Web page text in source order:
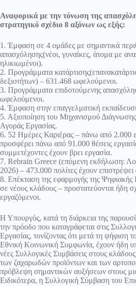
Αναφορικά με την τόνωση της
στρατηγικό σχέδιο 8 αξόνων ως εξής:
1. Έμφαση σε 4 ομάδες με σημαντικά
απασχόλησης(νέοι, γυναίκες, άτομα με
ηλικιωμένοι).
2. Προγράμματα
δεξιοτήτων) – 631.468 ωφελούμενοι.
3. Προγράμματα επιδοτούμενης
ωφελούμενοι.
4. Έμφαση στην επαγγελματική
5. Αξιοποίηση του Μηχανισμού
Αγοράς Εργασίας.
6. 52 Ημέρες Καριέρας – πάνω από 2.000
προσφέρει πάνω από 91.000 θέσεις
συμμετέχοντες έχουν βρει εργασία.
7. Rebrain Greece (επόμενη εκδήλωση:
2026) – 473.000 πολίτες έχουν
8. Επέκταση της εφαρμογής της Ψηφιακής
σε νέους κλάδους – προστατεύονται ήδη
εργαζόμενοι.
Η Υπουργός, κατά τη διάρκεια της
την πρόοδο που καταγράφεται στις
Εργασίας, τονίζοντας ότι μετά τη ψήφιση
Εθνική Κοινωνική Συμφωνία, έχουν ήδη
νέες Συλλογικές Συμβάσεις στους κλάδους
των ζαχαρωδών προϊόντων και των
πρόβλεψη σημαντικών αυξήσεων στους
Ειδικότερα, η Συλλογική Σύμβαση του